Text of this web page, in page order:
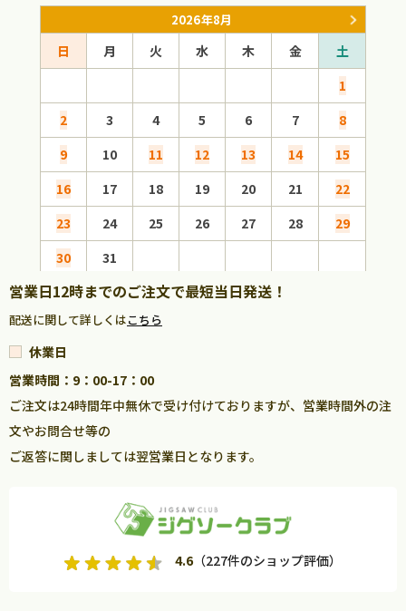
2026年8月
日 月 火 水 木 金
土
1
2
3 4 5 6 7
8
9
10 11 12 13 14
15
16
17 18 19 20 21
22
23
24 25 26 27 28
29
30
31
営業日12時までのご注文で最短当日発送！
配送に関して詳しくはこちら
休業日
営業時間：9：00-17：00
ご注文は24時間年中無休で受け付けておりますが、営業時間外の注
文やお問合せ等の
ご返答に関しましては翌営業日となります。
4.6（227件のショップ評価）